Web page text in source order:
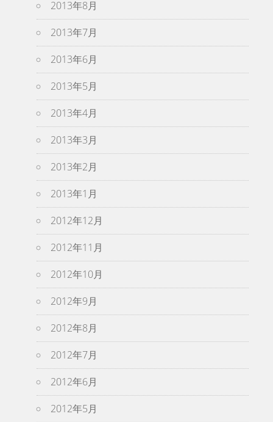
2013年8月
2013年7月
2013年6月
2013年5月
2013年4月
2013年3月
2013年2月
2013年1月
2012年12月
2012年11月
2012年10月
2012年9月
2012年8月
2012年7月
2012年6月
2012年5月